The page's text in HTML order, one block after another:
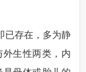
已存在，多为静
外生性两类，内